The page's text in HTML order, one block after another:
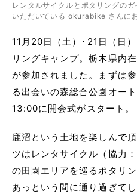
レンタルサイクルとポタリングの
いただいている okurabike さんに
11月20日（土）･21日（日
リングキャンプ。栃木県内
が参加されました。まずは
る出会いの森総合公園オー
13:00に開会式がスタート。
鹿沼という土地を楽しんで
ツはレンタサイクル（協力：
の田園エリアを巡るポタリ
あっという間に通り過ぎて